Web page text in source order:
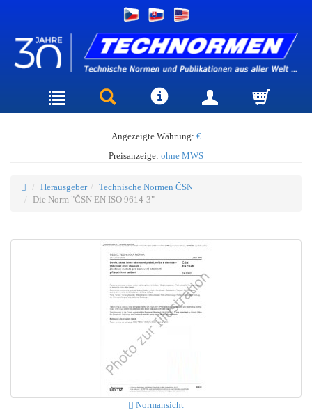
Angezeigte Währung: €
Preisanzeige: ohne MWS
Herausgeber
Technische Normen ČSN
Die Norm "ČSN EN ISO 9614-3"
Normansicht